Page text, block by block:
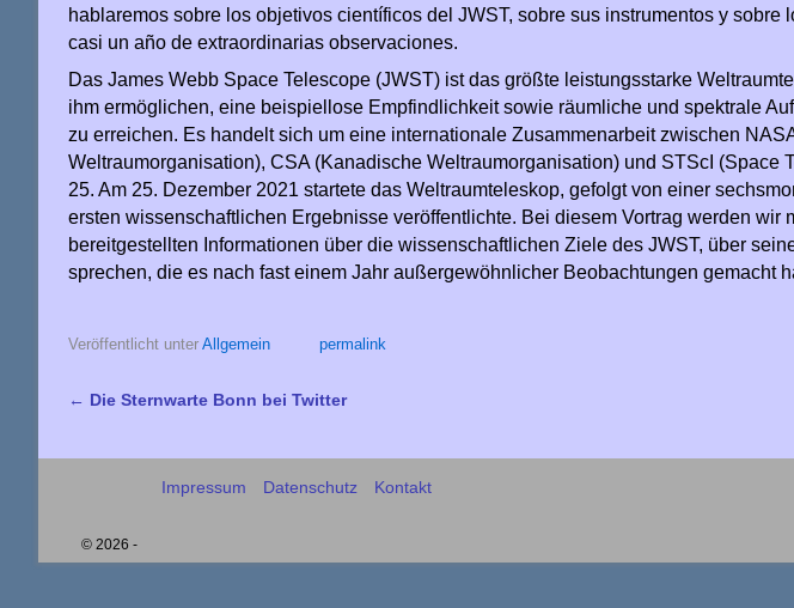
hablaremos sobre los objetivos científicos del JWST, sobre sus instrumentos y
casi un año de extraordinarias observaciones.
Das James Webb Space Telescope (JWST) ist das größte leistungsstarke
ihm ermöglichen, eine beispiellose Empfindlichkeit sowie räumliche und spektrale
zu erreichen. Es handelt sich um eine internationale Zusammenarbeit zwischen
Weltraumorganisation), CSA (Kanadische Weltraumorganisation) und STScI (Space
25. Am 25. Dezember 2021 startete das Weltraumteleskop, gefolgt von einer
ersten wissenschaftlichen Ergebnisse veröffentlichte. Bei diesem Vortrag werden wir
bereitgestellten Informationen über die wissenschaftlichen Ziele des JWST, über
sprechen, die es nach fast einem Jahr außergewöhnlicher Beobachtungen gemacht
Veröffentlicht unter Allgemein permalink
Artikelnavigation
← Die Sternwarte Bonn bei Twitter
Impressum Datenschutz Kontakt
© 2026 -